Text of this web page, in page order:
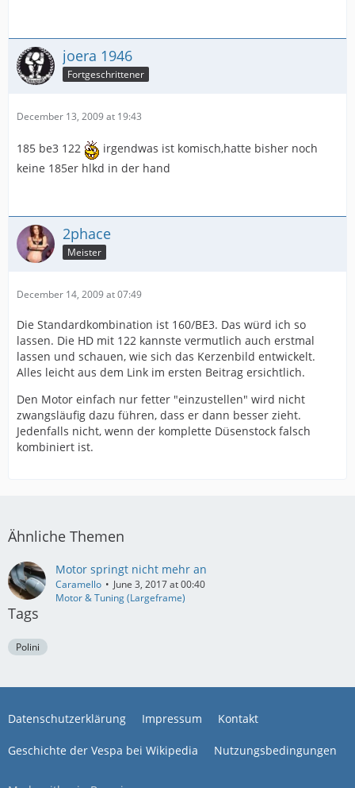
joera 1946
Fortgeschrittener
December 13, 2009 at 19:43
185 be3 122
irgendwas ist komisch,hatte bisher noch
keine 185er hlkd in der hand
2phace
Meister
December 14, 2009 at 07:49
Die Standardkombination ist 160/BE3. Das würd ich so
lassen. Die HD mit 122 kannste vermutlich auch erstmal
lassen und schauen, wie sich das Kerzenbild entwickelt.
Alles leicht aus dem Link im ersten Beitrag ersichtlich.
Den Motor einfach nur fetter "einzustellen" wird nicht
zwangsläufig dazu führen, dass er dann besser zieht.
Jedenfalls nicht, wenn der komplette Düsenstock falsch
kombiniert ist.
Ähnliche Themen
Motor springt nicht mehr an
Caramello
June 3, 2017 at 00:40
Motor & Tuning (Largeframe)
Tags
Polini
Datenschutzerklärung Impressum Kontakt
Geschichte der Vespa bei Wikipedia Nutzungsbedingungen